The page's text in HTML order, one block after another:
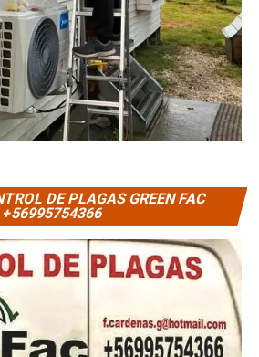
DE PLAGAS GREEN FAC
+56995754366